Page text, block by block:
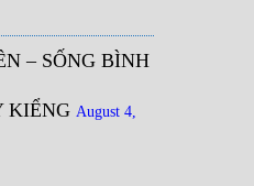
– SỐNG BÌNH
KIỂNG August 4,